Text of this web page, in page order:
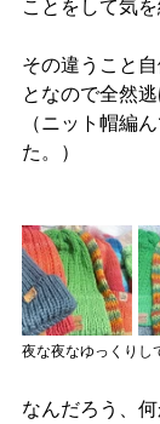
ことをして気を
その違うこと
となので全然
（ニット帽編
た。）
夜な夜なゆっくりし
なんだろう、